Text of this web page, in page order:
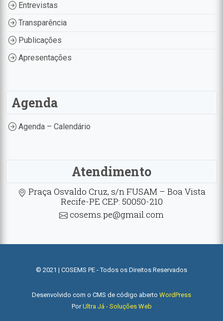
Entrevistas
Transparência
Publicações
Apresentações
Agenda
Agenda – Calendário
Atendimento
Praça Osvaldo Cruz, s/n FUSAM – Boa Vista
Recife-PE CEP: 50050-210
cosems.pe@gmail.com
© 2021 | COSEMS PE - Todos os Direitos Reservados
Desenvolvido com o CMS de código aberto WordPress
PorUltra Já - Soluções Web